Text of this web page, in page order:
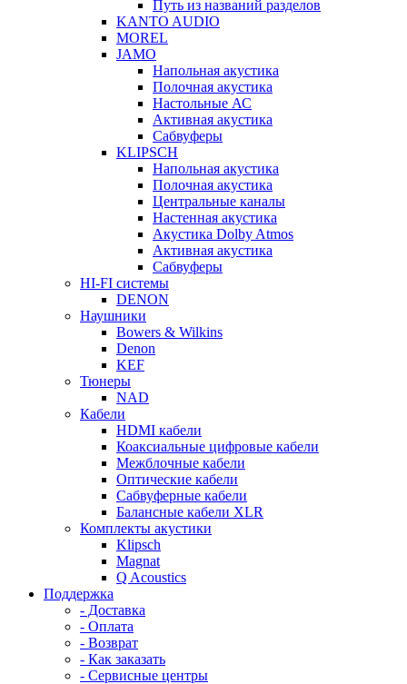
Путь из названий разделов
KANTO AUDIO
MOREL
JAMO
Напольная акустика
Полочная акустика
Настольные АС
Активная акустика
Сабвуферы
KLIPSCH
Напольная акустика
Полочная акустика
Центральные каналы
Настенная акустика
Акустика Dolby Atmos
Активная акустика
Сабвуферы
HI-FI системы
DENON
Наушники
Bowers & Wilkins
Denon
KEF
Тюнеры
NAD
Кабели
HDMI кабели
Коаксиальные цифровые кабели
Межблочные кабели
Оптические кабели
Сабвуферные кабели
Балансные кабели XLR
Комплекты акустики
Klipsch
Magnat
Q Acoustics
Поддержка
- Доставка
- Оплата
- Возврат
- Как заказать
- Сервисные центры